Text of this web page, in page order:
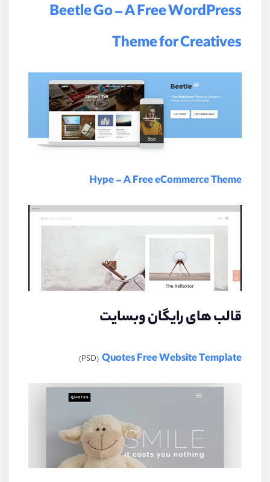
Beetle Go – A Free WordPress
Theme for Creatives
Hype – A Free eCommerce Theme
قالب های رایگان وبسایت
Quotes Free Website Template
(PSD)